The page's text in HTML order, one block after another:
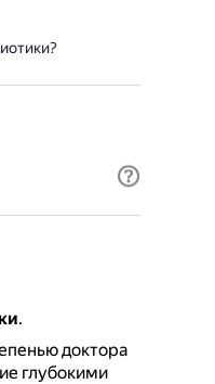
.
доктора
глубокими